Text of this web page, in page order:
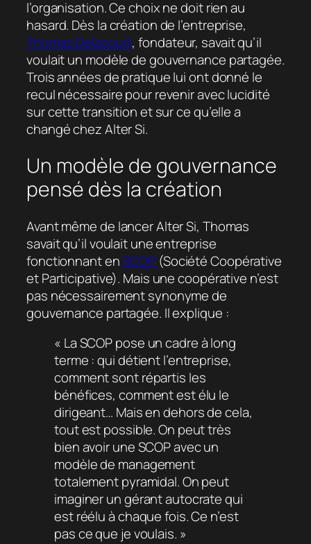
l’organisation. Ce choix ne doit rien au
hasard. Dès la création de l’entreprise,
Thomas Delacourt, fondateur, savait qu’il
voulait un modèle de gouvernance partagée.
Trois années de pratique lui ont donné le
recul nécessaire pour revenir avec lucidité
sur cette transition et sur ce qu’elle a
changé chez Alter Si.
Un modèle de gouvernance
pensé dès la création
Avant même de lancer Alter Si, Thomas
savait qu’il voulait une entreprise
fonctionnant enSCOP (Société Coopérative
et Participative). Mais une coopérative n’est
pas nécessairement synonyme de
gouvernance partagée. Il explique :
« La SCOP pose un cadre à long
terme : qui détient l’entreprise,
comment sont répartis les
bénéfices, comment est élu le
dirigeant… Mais en dehors de cela,
tout est possible. On peut très
bien avoir une SCOP avec un
modèle de management
totalement pyramidal. On peut
imaginer un gérant autocrate qui
est réélu à chaque fois. Ce n’est
pas ce que je voulais. »